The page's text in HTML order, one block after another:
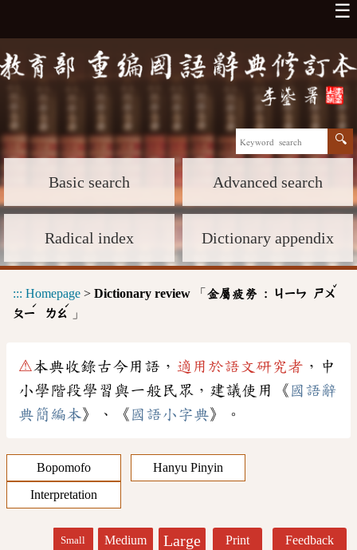
☰
Basic search Advanced search
Radical index Dictionary appendix
::: Homepage > Dictionary review 「 金屬疲勞 : ㄐㄧㄣ ㄕㄨ
ˇ
ㄆㄧ
ˊ
ㄌㄠ
ˊ
」
⚠本典收錄古今用語， 適用於語文研究者 ，中
小學階段學習與一般民眾，建議使用《 國語辭
典簡編本》、《 國語小字典》。
Bopomofo
Hanyu Pinyin
Interpretation
Small Medium Large Print Feedback